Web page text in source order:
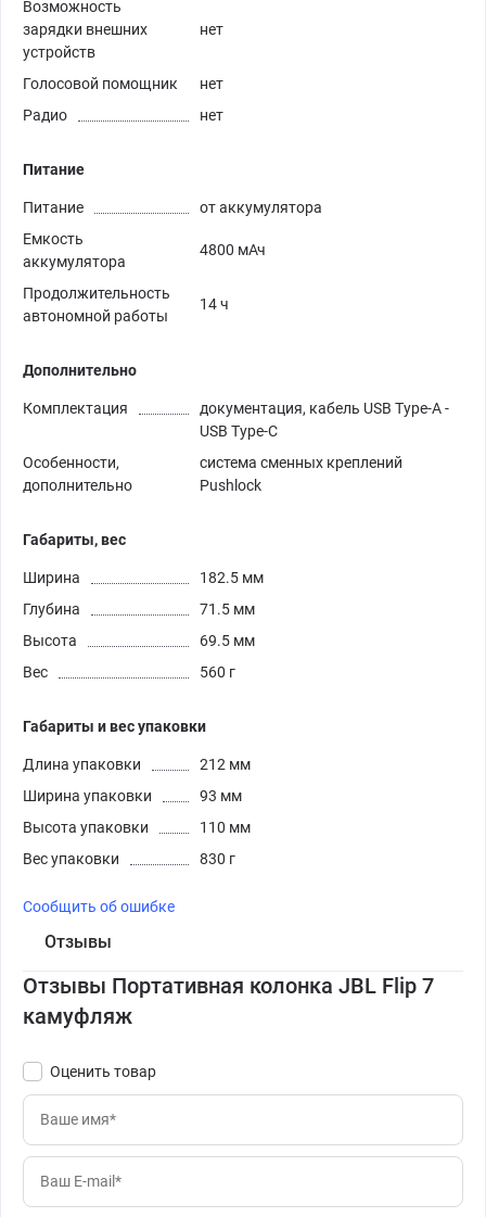
Возможность
зарядки внешних
устройств
нет
Голосовой помощник
нет
Радио
нет
Питание
Питание
от аккумулятора
Емкость
аккумулятора
4800 мАч
Продолжительность
автономной работы
14 ч
Дополнительно
Комплектация
документация, кабель USB Type-A -
USB Type-C
Особенности,
дополнительно
система сменных креплений
Pushlock
Габариты, вес
Ширина
182.5 мм
Глубина
71.5 мм
Высота
69.5 мм
Вес
560 г
Габариты и вес упаковки
Длина упаковки
212 мм
Ширина упаковки
93 мм
Высота упаковки
110 мм
Вес упаковки
830 г
Сообщить об ошибке
Отзывы
Отзывы Портативная колонка JBL Flip 7
камуфляж
Оценить товар